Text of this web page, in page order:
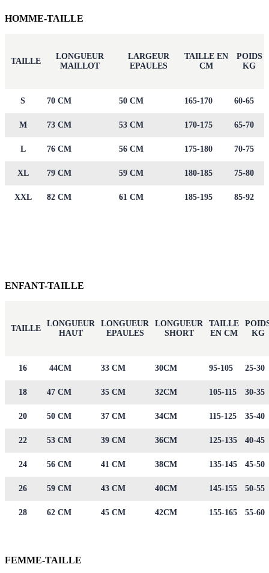
HOMME-TAILLE
TAILLE
LONGUEUR
MAILLOT
LARGEUR
EPAULES
TAILLE EN
CM
POIDS
KG
S 70 CM 50 CM 165-170 60-65
M 73 CM 53 CM 170-175 65-70
L 76 CM 56 CM 175-180 70-75
XL 79 CM 59 CM 180-185 75-80
XXL 82 CM 61 CM 185-195 85-92
ENFANT-TAILLE
TAILLE
LONGUEUR
HAUT
LONGUEUR
EPAULES
LONGUEUR
SHORT
TAILLE
EN CM
KG
16 44CM 33 CM 30CM 95-105 25-30
18 47 CM 35 CM 32CM 105-115 30-35
20 50 CM 37 CM 34CM 115-125 35-40
22 53 CM 39 CM 36CM 125-135 40-45
24 56 CM 41 CM 38CM 135-145 45-50
26 59 CM 43 CM 40CM 145-155 50-55
28 62 CM 45 CM 42CM 155-165 55-60
FEMME-TAILLE